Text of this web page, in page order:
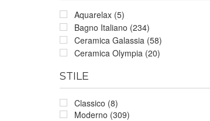
Aquarelax (5)
Bagno Italiano (234)
Ceramica Galassia (58)
Ceramica Olympia (20)
STILE
Classico (8)
Moderno (309)